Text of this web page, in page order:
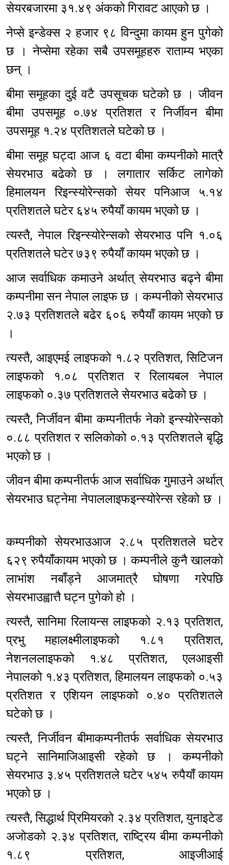
सेयरबजारमा ३१.४९ अंकको गिरावट आएको छ ।
नेप्से इन्डेक्स २ हजार ९८ विन्दुमा कायम हुन पुगेको
छ । नेप्सेमा रहेका सबै उपसमूहहरु राताम्य भएका
छन् ।
बीमा समूहका दुई वटै उपसूचक घटेको छ । जीवन
बीमा उपसमूह ०.७४ प्रतिशत र निर्जीवन बीमा
उपसमूह १.२४ प्रतिशतले घटेको छ ।
बीमा समूह घट्दा आज ६ वटा बीमा कम्पनीको मात्रै
सेयरभाउ बढेको छ । लगातार सर्किट लागेको
हिमालयन रिइन्स्योरेन्सको सेयर पनिआज ५.१४
प्रतिशतले घटेर ६४५ रुपैयाँ कायम भएको छ ।
त्यस्तै, नेपाल रिइन्स्योरेन्सको सेयरभाउ पनि १.०६
प्रतिशतले घटेर ७३९ रुपैयाँ कायम भएको छ ।
आज सर्वाधिक कमाउने अर्थात् सेयरभाउ बढ्ने बीमा
कम्पनीमा सन नेपाल लाइफ छ । कम्पनीको सेयरभाउ
२.७३ प्रतिशतले बढेर ६०६ रुपैयाँ कायम भएको छ
।
त्यस्तै, आइएमई लाइफको १.८२ प्रतिशत, सिटिजन
लाइफको १.०८ प्रतिशत र रिलायबल नेपाल
लाइफको ०.३७ प्रतिशतले सेयरभाउ बढेको छ ।
त्यस्तै, निर्जीवन बीमा कम्पनीतर्फ नेको इन्स्योरेन्सको
०.८८ प्रतिशत र सलिकोको ०.१३ प्रतिशतले बृद्धि
भएको छ ।
जीवन बीमा कम्पनीतर्फ आज सर्वाधिक गुमाउने अर्थात्
सेयरभाउ घट्नेमा नेपाललाइफइन्स्योरेन्स रहेको छ ।
कम्पनीको सेयरभाउआज २.८५ प्रतिशतले घटेर
६२९ रुपैयाँकायम भएको छ । कम्पनीले कुनै खालको
लाभांश नबाँड्ने आजमात्रै घोषणा गरेपछि
सेयरभाउह्वात्तै घट्न पुगेको हो ।
त्यस्तै, सानिमा रिलायन्स लाइफको २.१३ प्रतिशत,
प्रभु महालक्ष्मीलाइफको १.८१ प्रतिशत,
नेशनललाइफको १.४८ प्रतिशत, एलआइसी
नेपालको १.४३ प्रतिशत, हिमालयन लाइफको ०.५३
प्रतिशत र एशियन लाइफको ०.४० प्रतिशतले
घटेको छ ।
त्यस्तै, निर्जीवन बीमाकम्पनीतर्फ सर्वाधिक सेयरभाउ
घट्ने सानिमाजिआइसी रहेको छ । कम्पनीको
सेयरभाउ ३.४५ प्रतिशतले घटेर ५४५ रुपैयाँ कायम
भएको छ ।
त्यस्तै, सिद्धार्थ प्रिमियरको २.३४ प्रतिशत, युनाइटेड
अजोडको २.३४ प्रतिशत, राष्ट्रिय बीमा कम्पनीको
१.८९ प्रतिशत, आइजीआई